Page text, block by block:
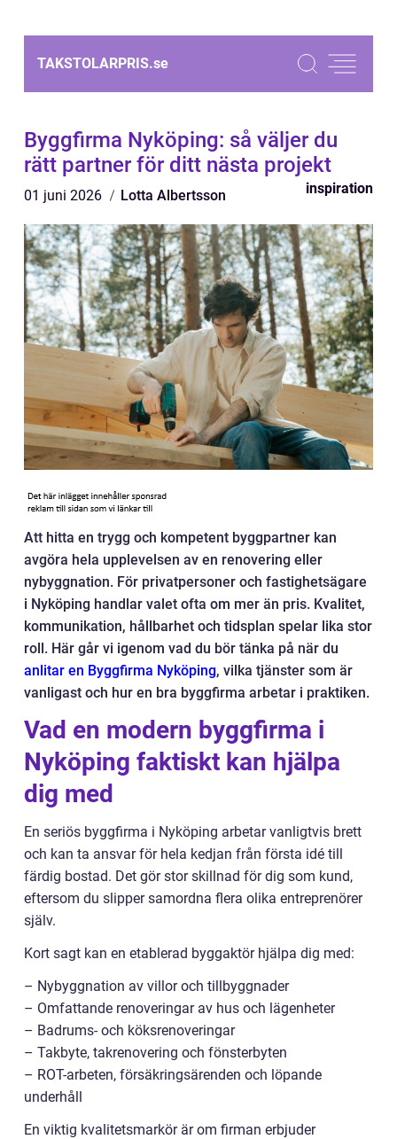
TAKSTOLARPRIS.se
Byggfirma Nyköping: så väljer du
rätt partner för ditt nästa projekt
01 juni 2026 Lotta Albertsson inspiration
Att hitta en trygg och kompetent byggpartner kan
avgöra hela upplevelsen av en renovering eller
nybyggnation. För privatpersoner och fastighetsägare
i Nyköping handlar valet ofta om mer än pris. Kvalitet,
kommunikation, hållbarhet och tidsplan spelar lika stor
roll. Här går vi igenom vad du bör tänka på när du
anlitar en Byggfirma Nyköping, vilka tjänster som är
vanligast och hur en bra byggfirma arbetar i praktiken.
Vad en modern byggfirma i
Nyköping faktiskt kan hjälpa
dig med
En seriös byggfirma i Nyköping arbetar vanligtvis brett
och kan ta ansvar för hela kedjan från första idé till
färdig bostad. Det gör stor skillnad för dig som kund,
eftersom du slipper samordna flera olika entreprenörer
själv.
Kort sagt kan en etablerad byggaktör hjälpa dig med:
– Nybyggnation av villor och tillbyggnader
– Omfattande renoveringar av hus och lägenheter
– Badrums- och köksrenoveringar
– Takbyte, takrenovering och fönsterbyten
– ROT-arbeten, försäkringsärenden och löpande
underhåll
En viktig kvalitetsmarkör är om firman erbjuder